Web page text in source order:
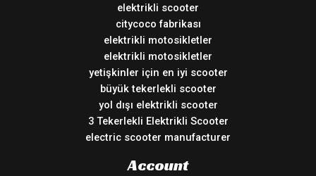
elektrikli scooter
citycoco fabrikası
elektrikli motosikletler
elektrikli motosikletler
yetişkinler için en iyi scooter
büyük tekerlekli scooter
yol dışı elektrikli scooter
3 Tekerlekli Elektrikli Scooter
electric scooter manufacturer
Account